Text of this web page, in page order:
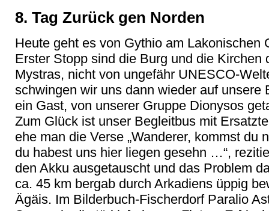
8. Tag Zurück gen Norden
Heute geht es von Gythio am Lakonischen
Erster Stopp sind die Burg und die Kirchen
Mystras, nicht von ungefähr UNESCO-
schwingen wir uns dann wieder auf unsere
ein Gast, von unserer Gruppe Dionysos
Zum Glück ist unser Begleitbus mit
ehe man die Verse „Wanderer, kommst du
du habest uns hier liegen gesehn …“,
den Akku ausgetauscht und das Problem
ca. 45 km bergab durch Arkadiens üppig
Ägäis. Im Bilderbuch-Fischerdorf Paralio